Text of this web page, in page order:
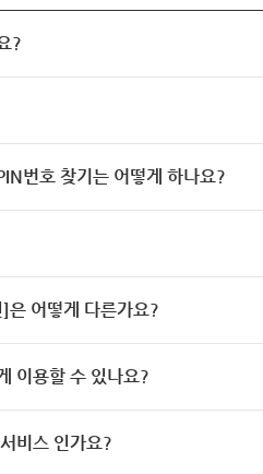
?
번호 찾기는 어떻게 하나요?
어떻게 다른가요?
이용할 수 있나요?
비스 인가요?